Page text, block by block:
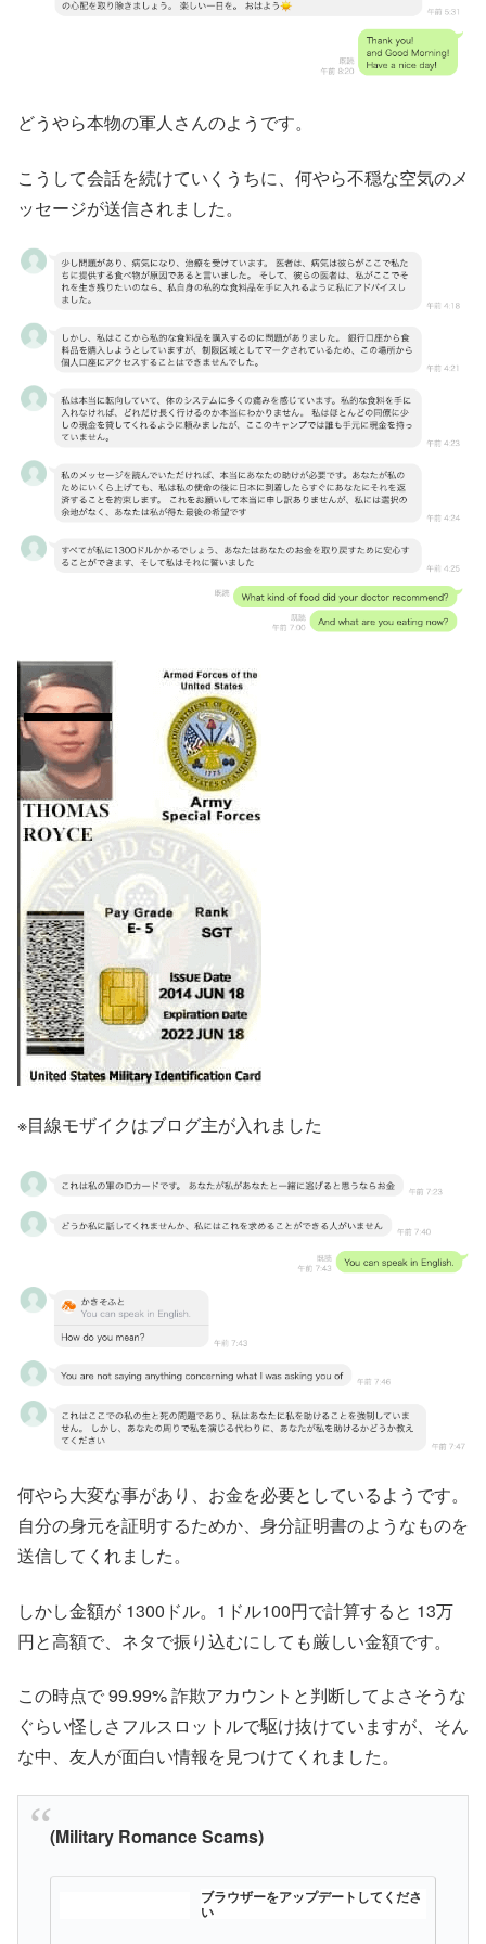
どうやら本物の軍人さんのようです。
こうして会話を続けていくうちに、何やら不穏な空気のメ
ッセージが送信されました。
※目線モザイクはブログ主が入れました
何やら大変な事があり、お金を必要としているようです。
自分の身元を証明するためか、身分証明書のようなものを
送信してくれました。
しかし金額が 1300ドル。1ドル100円で計算すると 13万
円と高額で、ネタで振り込むにしても厳しい金額です。
この時点で 99.99% 詐欺アカウントと判断してよさそうな
ぐらい怪しさフルスロットルで駆け抜けていますが、そん
な中、友人が面白い情報を見つけてくれました。
(Military Romance Scams)
ブラウザーをアップデートしてくださ
い